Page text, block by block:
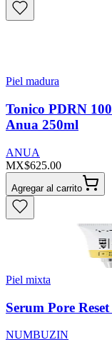
Piel madura
Tonico PDRN
Anua 250ml
ANUA
MX$625.00
Agregar al carrito
Piel mixta
Serum Pore
NUMBUZIN